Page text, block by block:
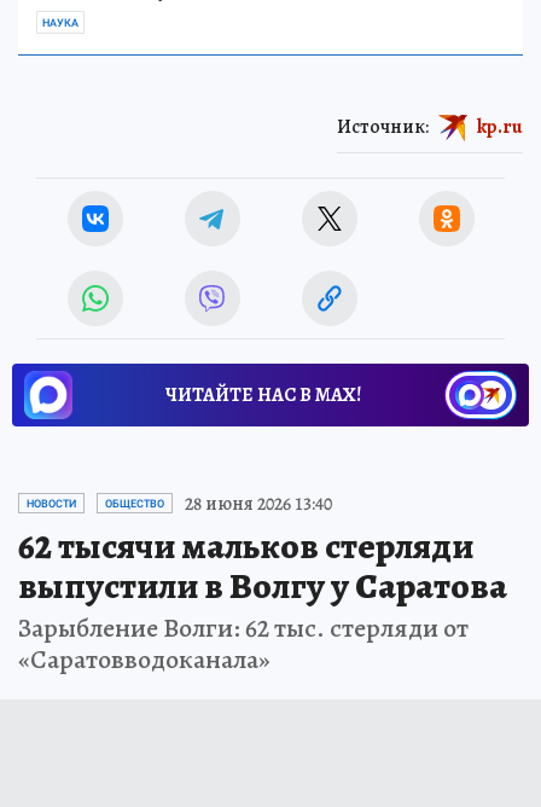
НАУКА
Источник: kp.ru
ЧИТАЙТЕ НАС В МАХ!
НОВОСТИ ОБЩЕСТВО 28 июня 2026 13:40
62 тысячи мальков стерляди
выпустили в Волгу у Саратова
Зарыбление Волги: 62 тыс. стерляди от
«Саратовводоканала»